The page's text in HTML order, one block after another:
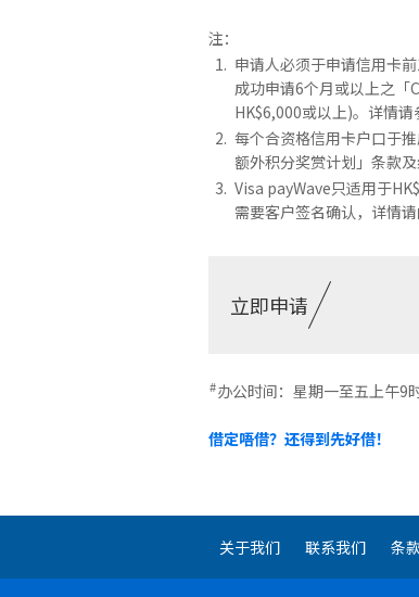
注：
申请人必须于申请信用卡
成功申请6个月或以上之
HK$6,000或以上)。详情请
每个合资格信用卡户口于
额外积分奖赏计划」条款
Visa payWave只适用于
需要客户签名确认，详情
立即申请
#办公时间：星期一至五上午9
借定唔借？还得到先好借！
关于我们 联系我们 条